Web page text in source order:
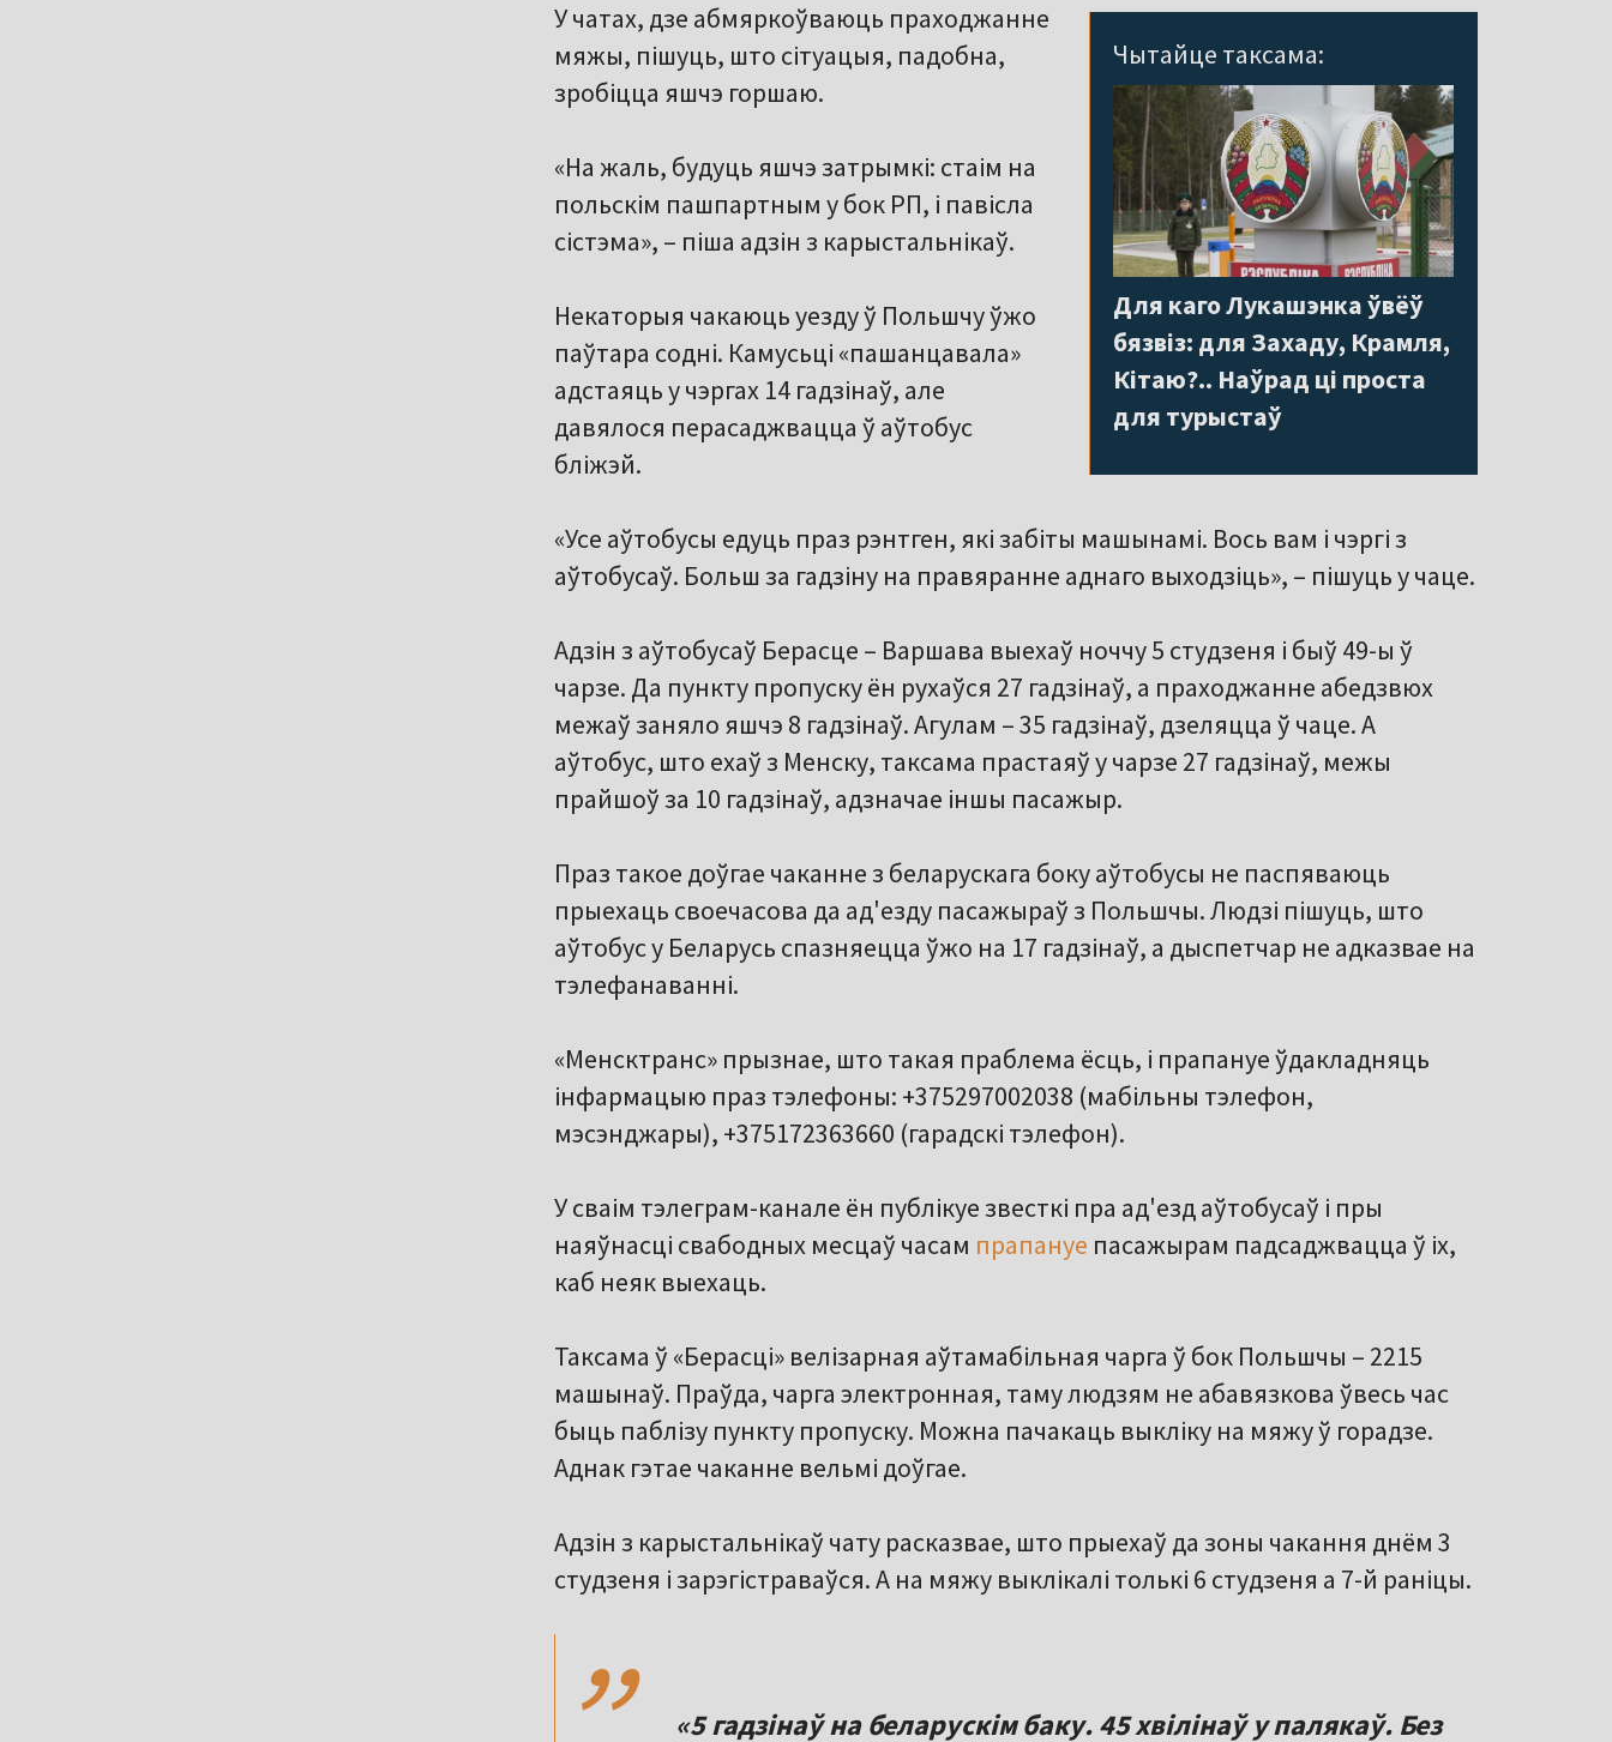
Чытайце таксама:
Для каго Лукашэнка ўвёў
бязвіз: для Захаду, Крамля,
Кітаю?.. Наўрад ці проста
для турыстаў
У чатах, дзе абмяркоўваюць праходжанне
мяжы, пішуць, што сітуацыя, падобна,
зробіцца яшчэ горшаю.
«На жаль, будуць яшчэ затрымкі: стаім на
польскім пашпартным у бок РП, і павісла
сістэма», – піша адзін з карыстальнікаў.
Некаторыя чакаюць уезду ў Польшчу ўжо
паўтара содні. Камусьці «пашанцавала»
адстаяць у чэргах 14 гадзінаў, але
давялося перасаджвацца ў аўтобус
бліжэй.
«Усе аўтобусы едуць праз рэнтген, які забіты машынамі. Вось вам і чэргі з
аўтобусаў. Больш за гадзіну на правяранне аднаго выходзіць», – пішуць у чаце.
Адзін з аўтобусаў Берасце – Варшава выехаў ноччу 5 студзеня і быў 49-ы ў
чарзе. Да пункту пропуску ён рухаўся 27 гадзінаў, а праходжанне абедзвюх
межаў заняло яшчэ 8 гадзінаў. Агулам – 35 гадзінаў, дзеляцца ў чаце. А
аўтобус, што ехаў з Менску, таксама прастаяў у чарзе 27 гадзінаў, межы
прайшоў за 10 гадзінаў, адзначае іншы пасажыр.
Праз такое доўгае чаканне з беларускага боку аўтобусы не паспяваюць
прыехаць своечасова да ад'езду пасажыраў з Польшчы. Людзі пішуць, што
аўтобус у Беларусь спазняецца ўжо на 17 гадзінаў, а дыспетчар не адказвае на
тэлефанаванні.
«Менсктранс» прызнае, што такая праблема ёсць, і прапануе ўдакладняць
інфармацыю праз тэлефоны: +375297002038 (мабільны тэлефон,
мэсэнджары), +375172363660 (гарадскі тэлефон).
У сваім тэлеграм-канале ён публікуе звесткі пра ад'езд аўтобусаў і пры
наяўнасці свабодных месцаў часам прапануе пасажырам падсаджвацца ў іх,
каб неяк выехаць.
Таксама ў «Берасці» велізарная аўтамабільная чарга ў бок Польшчы – 2215
машынаў. Праўда, чарга электронная, таму людзям не абавязкова ўвесь час
быць паблізу пункту пропуску. Можна пачакаць выкліку на мяжу ў горадзе.
Аднак гэтае чаканне вельмі доўгае.
Адзін з карыстальнікаў чату расказвае, што прыехаў да зоны чакання днём 3
студзеня і зарэгістраваўся. А на мяжу выклікалі толькі 6 студзеня а 7-й раніцы.
,, «5 гадзінаў на беларускім баку. 45 хвілінаў у палякаў. Без